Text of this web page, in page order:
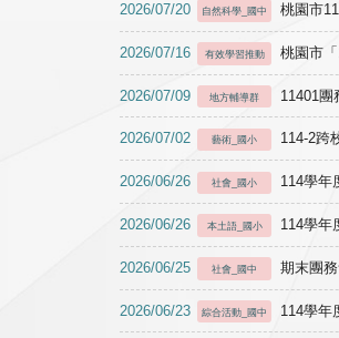
2026/07/20 自然科學_國中 桃園市
2026/07/16 有效學習推動 桃園市
2026/07/09 地方輔導群 11401
2026/07/02 藝術_國小 114-2跨
2026/06/26 社會_國小 114學年
2026/06/26 本土語_國小 114學年
2026/06/25 社會_國中 期末團
2026/06/23 綜合活動_國中 114學年